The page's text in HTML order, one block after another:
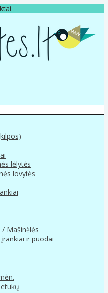
lėlytės
lovytės
/ Mašinėlės
ir puodai